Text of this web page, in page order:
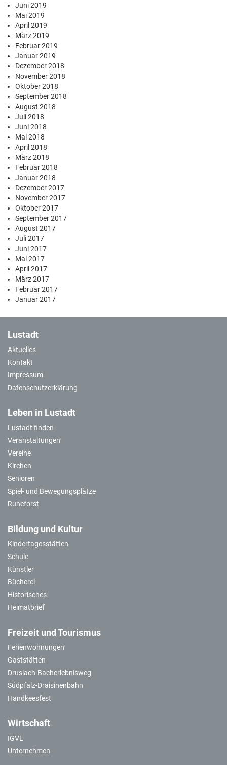
Juni 2019
Mai 2019
April 2019
März 2019
Februar 2019
Januar 2019
Dezember 2018
November 2018
Oktober 2018
September 2018
August 2018
Juli 2018
Juni 2018
Mai 2018
April 2018
März 2018
Februar 2018
Januar 2018
Dezember 2017
November 2017
Oktober 2017
September 2017
August 2017
Juli 2017
Juni 2017
Mai 2017
April 2017
März 2017
Februar 2017
Januar 2017
Lustadt
Aktuelles
Kontakt
Impressum
Datenschutzerklärung
Leben in Lustadt
Lustadt finden
Veranstaltungen
Vereine
Kirchen
Senioren
Spiel- und Bewegungsplätze
Ruheforst
Bildung und Kultur
Kindertagesstätten
Schule
Künstler
Bücherei
Historisches
Heimatbrief
Freizeit und Tourismus
Ferienwohnungen
Gaststätten
Druslach-Bacherlebnisweg
Südpfalz-Draisinenbahn
Handkeesfest
Wirtschaft
IGVL
Unternehmen